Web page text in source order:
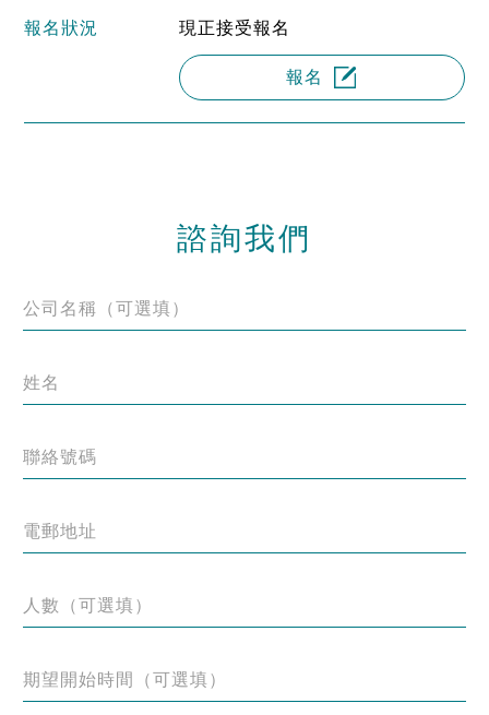
報名狀況 現正接受報名
報名
諮詢我們
公司名稱（可選填）
姓名
聯絡號碼
電郵地址
人數（可選填）
期望開始時間（可選填）